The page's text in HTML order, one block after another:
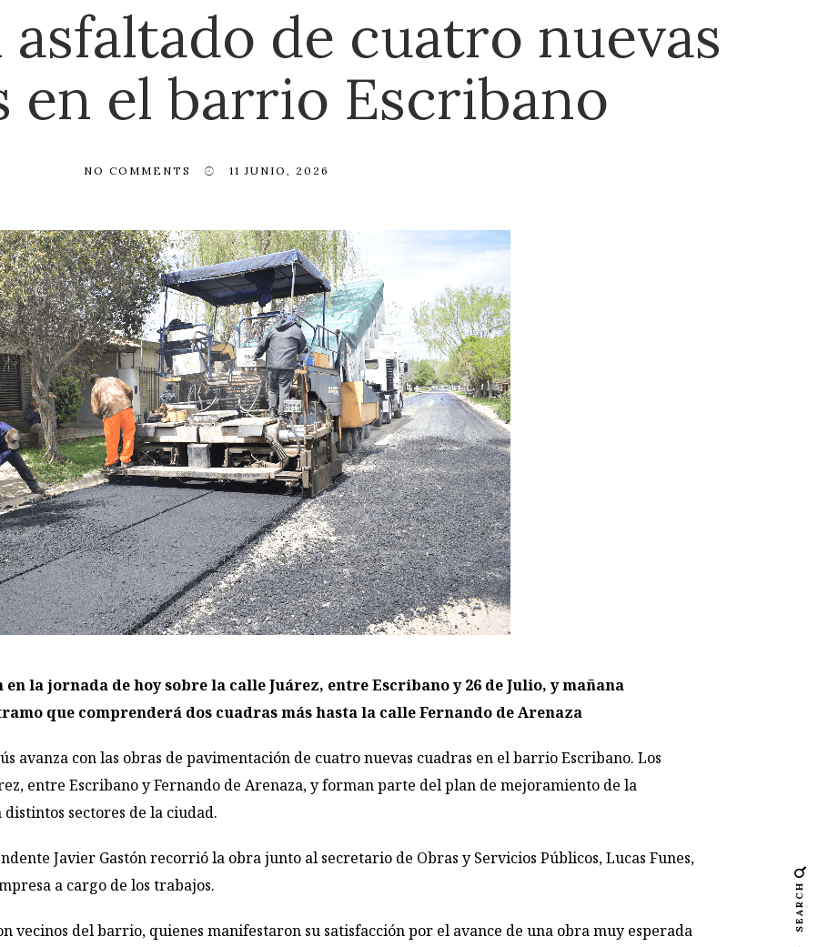
de cuatro nuevas
en el barrio Escribano
NO COMMENTS 11 JUNIO, 2026
la jornada de hoy sobre la calle Juárez, entre Escribano y 26 de Julio, y mañana
que comprenderá dos cuadras más hasta la calle Fernando de Arenaza
avanza con las obras de pavimentación de cuatro nuevas cuadras en el barrio Escribano. Los
entre Escribano y Fernando de Arenaza, y forman parte del plan de mejoramiento de la
sectores de la ciudad.
Javier Gastón recorrió la obra junto al secretario de Obras y Servicios Públicos, Lucas Funes,
a cargo de los trabajos.
vecinos del barrio, quienes manifestaron su satisfacción por el avance de una obra muy esperada
SEARCH